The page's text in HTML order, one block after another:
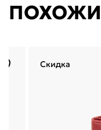
Скидка